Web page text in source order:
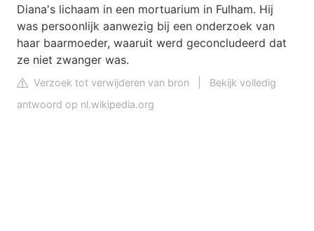
Diana's lichaam in een mortuarium in Fulham. Hij
was persoonlijk aanwezig bij een onderzoek van
haar baarmoeder, waaruit werd geconcludeerd dat
ze niet zwanger was.
Verzoek tot verwijderen van bron
Bekijk volledig
antwoord op nl.wikipedia.org